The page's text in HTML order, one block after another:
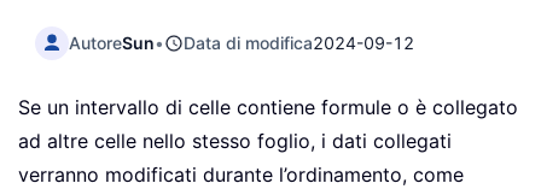
AutoreSun• Data di modifica2024-09-12
Se un intervallo di celle contiene formule o è collegato
ad altre celle nello stesso foglio, i dati collegati
verranno modificati durante l’ordinamento, come